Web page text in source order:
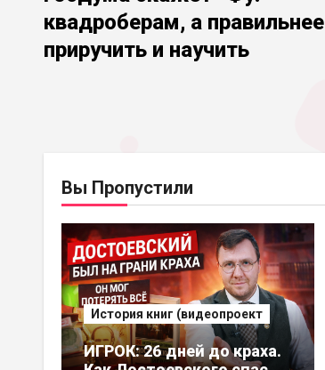
квадроберам, а
приручить и научить
Вы Пропустили
История книг (видеопроект
ИГРОК: 26 дней до краха.